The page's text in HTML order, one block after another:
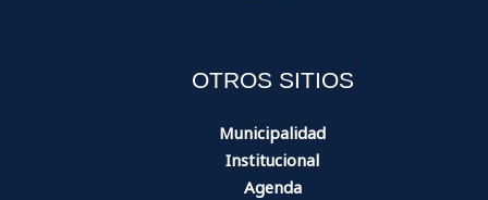
OTROS SITIOS
Municipalidad
Institucional
Agenda